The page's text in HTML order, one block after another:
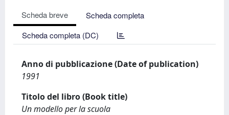
Scheda breve
Scheda completa
Scheda completa (DC)
Anno di pubblicazione (Date of publication)
1991
Titolo del libro (Book title)
Un modello per la scuola